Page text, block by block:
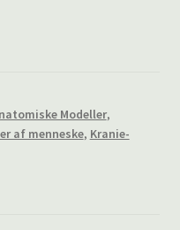
Modeller,
af menneske, Kranie-